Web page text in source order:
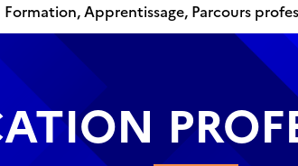
Formation, Apprentissage, Parcours